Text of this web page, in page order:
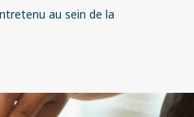
au sein de la